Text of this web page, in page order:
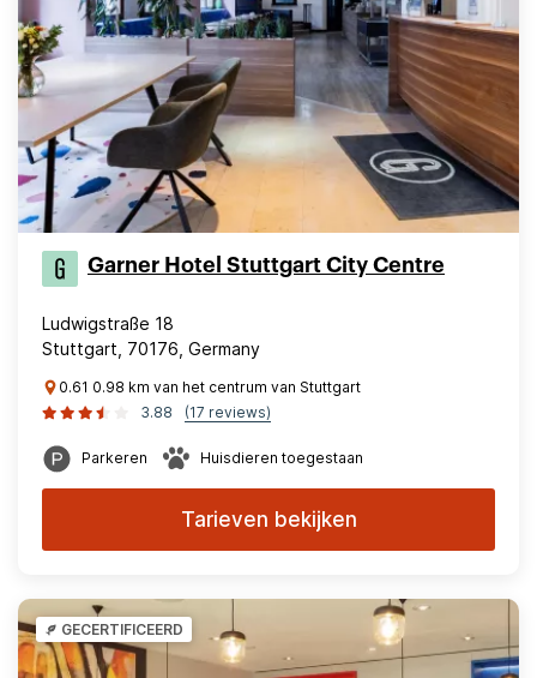
Garner Hotel Stuttgart City Centre
Ludwigstraße 18
Stuttgart, 70176, Germany
0.61 0.98 km van het centrum van Stuttgart
3.88
(17 reviews)
Parkeren Huisdieren toegestaan
Tarieven bekijken
GECERTIFICEERD